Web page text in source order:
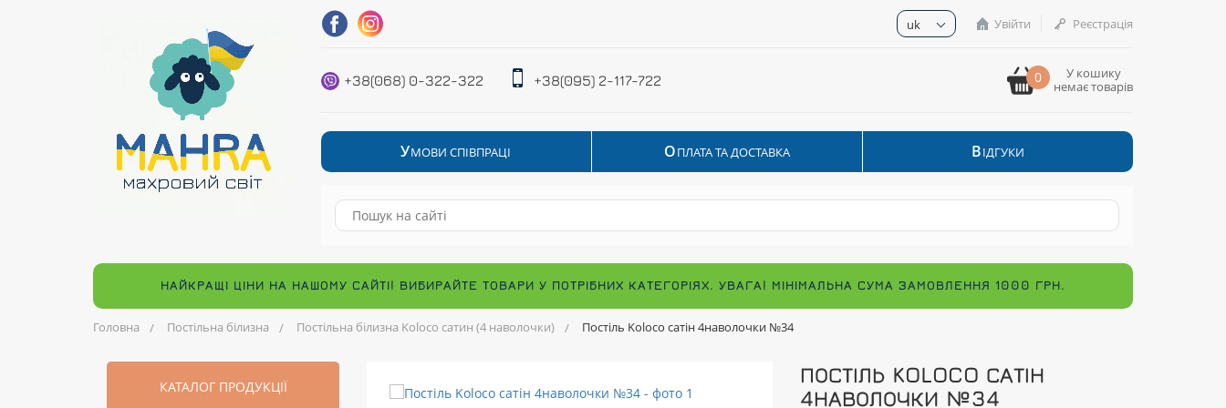
uk Увійти Реєстрація
+38(068) 0-322-322 +38(095) 2-117-722 0
У кошику
немає товарів
УМОВИ СПІВПРАЦІ ОПЛАТА ТА ДОСТАВКА ВІДГУКИ
НАЙКРАЩІ ЦІНИ НА НАШОМУ САЙТІ! ВИБИРАЙТЕ ТОВАРИ У ПОТРІБНИХ КАТЕГОРІЯХ. УВАГА! МІНІМАЛЬНА СУМА ЗАМОВЛЕННЯ 1000 ГРН.
Головна Постільна білизна Постільна білизна Koloco сатин (4 наволочки) Постіль Koloco сатін 4наволочки №34
КАТАЛОГ ПРОДУКЦІЇ
ПОСТІЛЬ KOLOCO САТІН
4НАВОЛОЧКИ №34